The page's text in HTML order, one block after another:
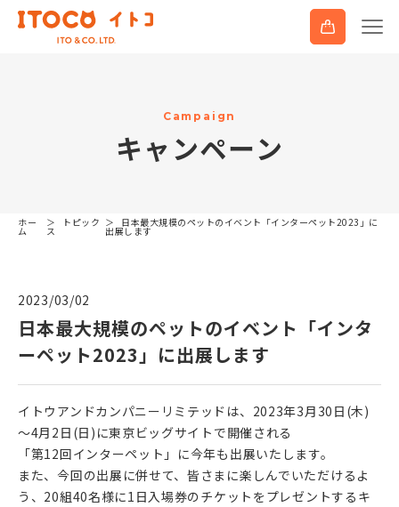
C a m p a i g n
キャンペーン
ホー
ム
トピック
ス
日本最大規模のペットのイベント「インターペット2023」に
出展します
2023/03/02
日本最大規模のペットのイベント「インタ
ーペット2023」に出展します
イトウアンドカンパニーリミテッドは、2023年3月30日(木)
～4月2日(日)に東京ビッグサイトで開催される
「第12回インターペット」に今年も出展いたします。
また、今回の出展に併せて、皆さまに楽しんでいただけるよ
う、20組40名様に1日入場券のチケットをプレゼントするキ